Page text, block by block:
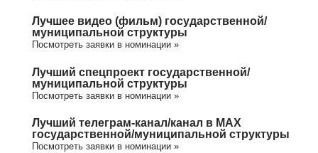
Лучшее видео (фильм) государственной/
муниципальной структуры
Посмотреть заявки в номинации »
Лучший спецпроект государственной/
муниципальной структуры
Посмотреть заявки в номинации »
Лучший телеграм-канал/канал в МАХ
государственной/муниципальной структуры
Посмотреть заявки в номинации »